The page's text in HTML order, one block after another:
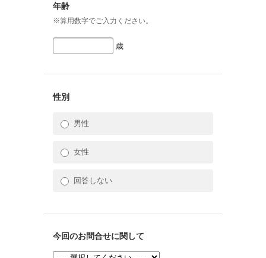
年齢
※算用数字でご入力ください。
歳
性別
男性
女性
回答しない
今回のお問合せに関して